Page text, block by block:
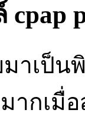
cpap
าเป็น
ากเ